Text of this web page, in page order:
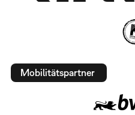
Mobilitätspartner